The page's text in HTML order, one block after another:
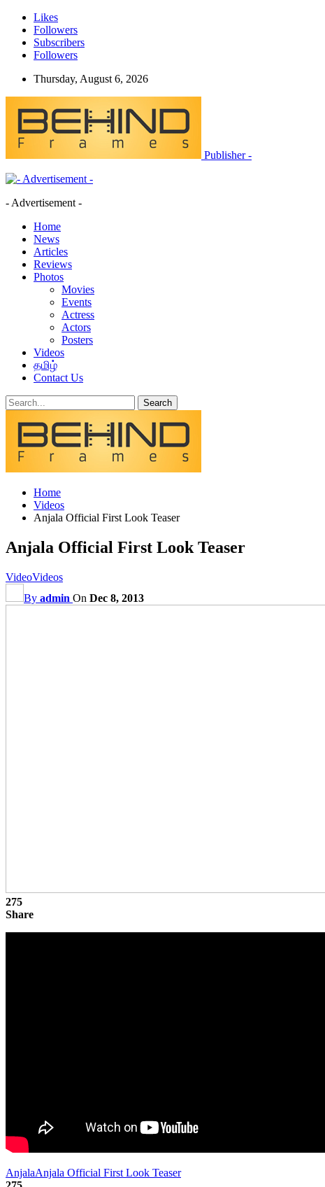
Likes
Followers
Subscribers
Followers
Thursday, August 6, 2026
Publisher -
- Advertisement -
Home
News
Articles
Reviews
Photos
Movies
Events
Actress
Actors
Posters
Videos
தமிழ்
Contact Us
Home
Videos
Anjala Official First Look Teaser
Anjala Official First Look Teaser
VideoVideos
By admin On Dec 8, 2013
275
Share
AnjalaAnjala Official First Look Teaser